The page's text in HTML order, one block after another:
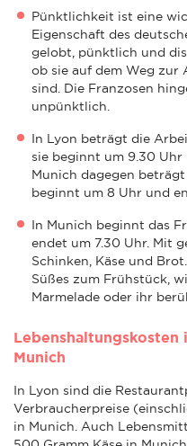
Pünktlichkeit ist eine
Eigenschaft des
gelobt, pünktlich und
ob sie auf dem Weg zur
sind. Die Franzosen
unpünktlich.
In Lyon beträgt die
sie beginnt um 9.30 Uhr
Munich dagegen
beginnt um 8 Uhr und
In Munich beginnt das
endet um 7.30 Uhr. Mit
Schinken, Käse und
Süßes zum Frühstück,
Marmelade oder ihr
Lebenshaltungskosten
Munich
In Lyon sind die
Verbraucherpreise
in Munich. Auch